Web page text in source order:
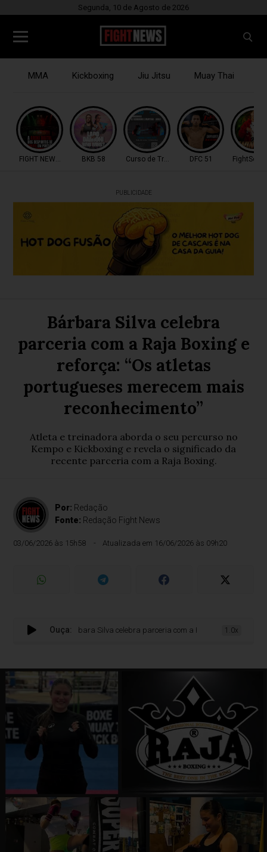
Segunda, 10 de Agosto de 2026
MMA Kickboxing Jiu Jitsu Muay Thai
FIGHT NEWS TV BKB 58 Curso de TreinadoresDFC 51
PUBLICIDADE
Bárbara Silva celebra
parceria com a Raja Boxing e
reforça: “Os atletas
portugueses merecem mais
reconhecimento”
Atleta e treinadora aborda o seu percurso no
Kempo e Kickboxing e revela o significado da
recente parceria com a Raja Boxing.
Por: Redação
Fonte: Redação Fight News
03/06/2026 às 15h58 Atualizada em 16/06/2026 às 09h20
Ouça:
Bárbara Silva celebra parceria com a Raja Boxing e reforça: “Os
1.0x